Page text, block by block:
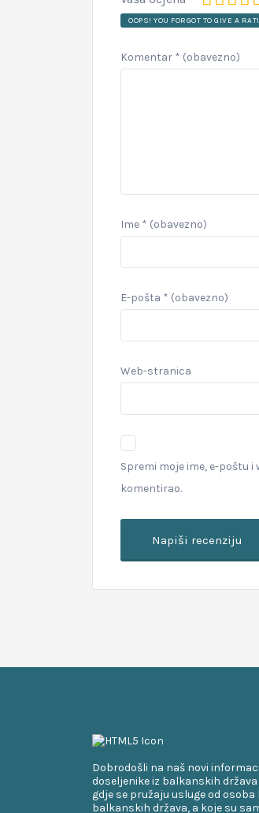
OOPS! YOU FORGOT TO GIVE A
Komentar * (obavezno)
Ime * (obavezno)
E-pošta * (obavezno)
Web-stranica
Spremi moje ime, e-poštu
komentirao.
Dobrodošli na naš novi
doseljenike iz balkanskih
gdje se pružaju usluge od
balkanskih država, a koje su